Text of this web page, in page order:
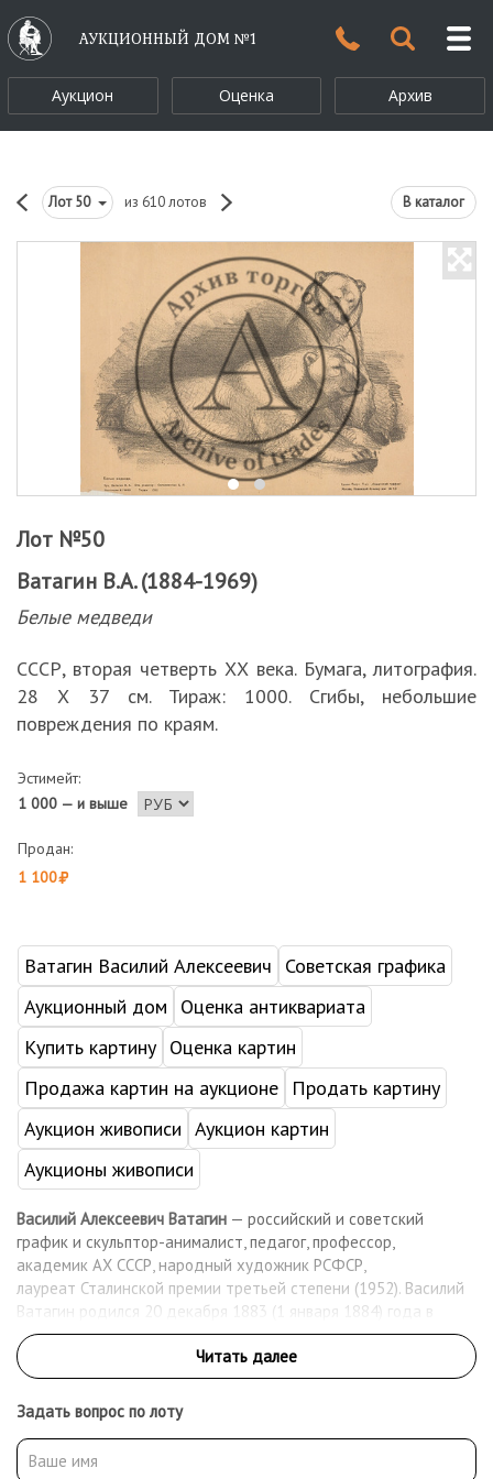
АУКЦИОННЫЙ ДОМ №1
Аукцион Оценка Архив
Лот50 из 610 лотов В каталог
Лот №50
Ватагин В.А. (1884-1969)
Белые медведи
СССР, вторая четверть ХХ века. Бумага, литография.
28 Х 37 см. Тираж: 1000. Сгибы, небольшие
повреждения по краям.
Эстимейт:
1 000 — и выше
Продан:
1 100
Ватагин Василий Алексеевич
Советская графика
Аукционный дом
Оценка антиквариата
Купить картину Оценка картин
Продажа картин на аукционе
Продать картину
Аукцион живописи Аукцион картин
Аукционы живописи
Василий Алексеевич Ватагин — российский и советский
график и скульптор-анималист, педагог, профессор,
академик АХ СССР, народный художник РСФСР,
лауреат Сталинской премии третьей степени (1952). Василий
Ватагин родился 20 декабря 1883 (1 января 1884) года в
Москве, в семье преподавателя гимназии. Художественное
образование начал получать в студии Н. А. Мартынова, затем,
уже учась на втором курсе естественного
факультета Московского университета, занимался два года в
художественной школе К. Ф. Юона. Ещё студентом начал
работать с М. А. Мензбиром, позднее подготовил таблицы для
его зоогеографического атласа С 1908 года начал
Задать вопрос по лоту